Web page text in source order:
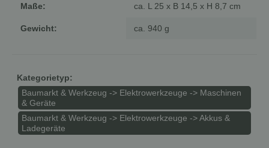
Maße: ca. L 25 x B 14,5 x H 8,7 cm
Gewicht: ca. 940 g
Kategorietyp:
Baumarkt & Werkzeug -> Elektrowerkzeuge -> Maschinen
& Geräte
Baumarkt & Werkzeug -> Elektrowerkzeuge -> Akkus &
Ladegeräte